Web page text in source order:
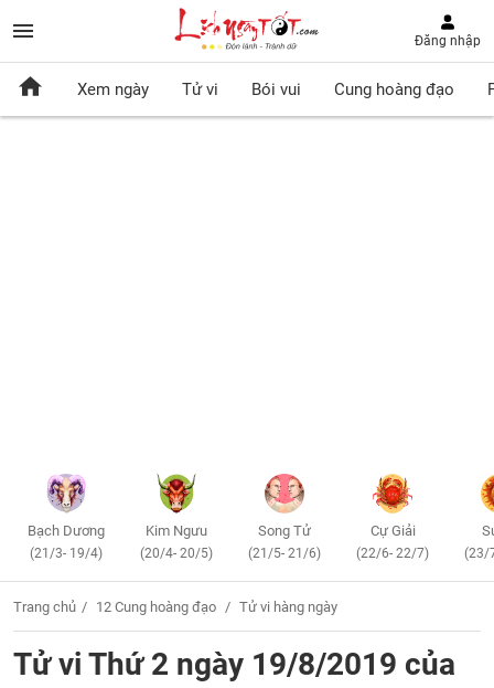
Đăng nhập
Xem ngày Tử vi Bói vui Cung hoàng đạo
Bạch Dương
(21/3- 19/4)
Kim Ngưu
(20/4- 20/5)
Song Tử
(21/5- 21/6)
Cự Giải
(22/6- 22/7) (23/
Trang chủ 12 Cung hoàng đạo Tử vi hàng ngày
Tử vi Thứ 2 ngày 19/8/2019 của